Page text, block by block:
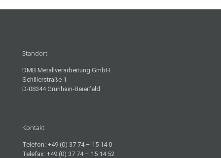
Standort
DMB Metallverarbeitung GmbH
Schillerstraße 1
D-08344 Grünhain-Beierfeld
Kontakt
Telefon: +49 (0) 37 74 – 15 14 0
Telefax: +49 (0) 37 74 – 15 14 52